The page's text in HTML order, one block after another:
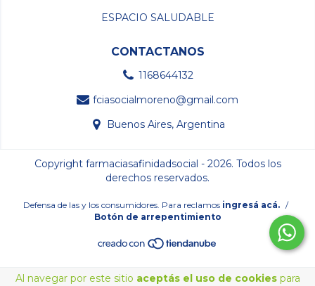
Al navegar por este sitio aceptás el uso de cookiespara
ESPACIO SALUDABLE
CONTACTANOS
1168644132
fciasocialmoreno@gmail.com
Buenos Aires, Argentina
Copyright farmaciasafinidadsocial - 2026. Todos los
derechos reservados.
Defensa de las y los consumidores. Para reclamos ingresá acá. /
Botón de arrepentimiento